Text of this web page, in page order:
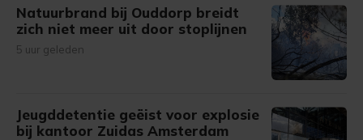
Natuurbrand bij Ouddorp breidt
zich niet meer uit door stoplijnen
5 uur geleden
Jeugddetentie geëist voor explosie
bij kantoor Zuidas Amsterdam